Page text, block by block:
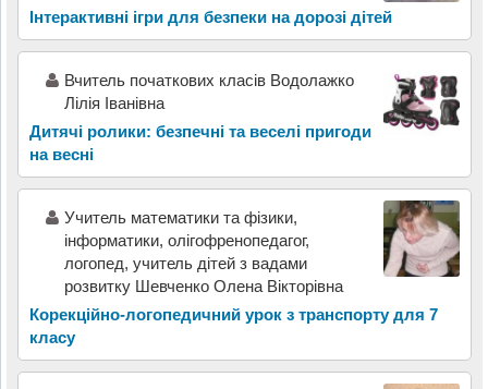
Інтерактивні ігри для безпеки на дорозі дітей
Вчитель початкових класів Водолажко
Лілія Іванівна
Дитячі ролики: безпечні та веселі пригоди
на весні
Учитель математики та фізики,
інформатики, олігофренопедагог,
логопед, учитель дітей з вадами
розвитку Шевченко Олена Вікторівна
Корекційно-логопедичний урок з транспорту для 7
класу